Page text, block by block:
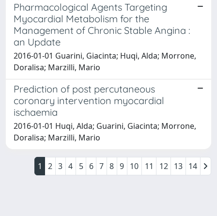
Pharmacological Agents Targeting
Myocardial Metabolism for the
Management of Chronic Stable Angina :
an Update
2016-01-01 Guarini, Giacinta; Huqi, Alda; Morrone,
Doralisa; Marzilli, Mario
Prediction of post percutaneous
coronary intervention myocardial
ischaemia
2016-01-01 Huqi, Alda; Guarini, Giacinta; Morrone,
Doralisa; Marzilli, Mario
1 2 3 4 5 6 7 8 9 10 11 12 13 14